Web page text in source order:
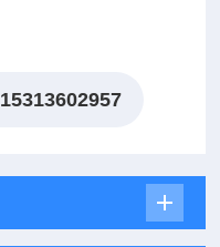
15313602957